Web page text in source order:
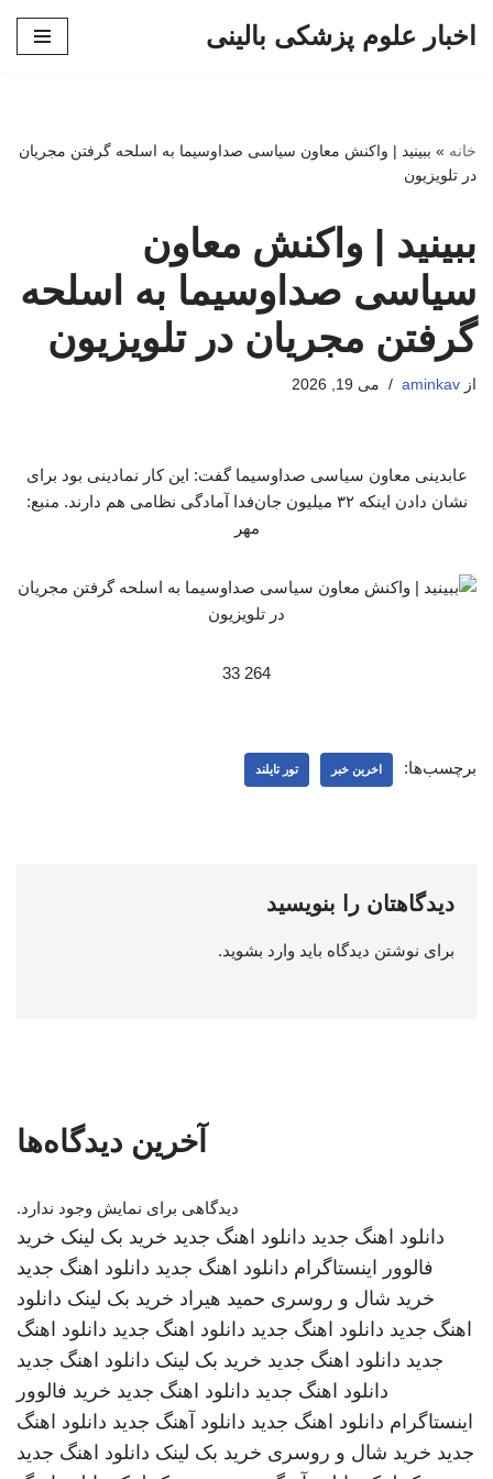
اخبار علوم پزشکی بالینی
خانه » ببینید | واکنش معاون سیاسی صداوسیما به اسلحه گرفتن مجریان
در تلویزیون
ببینید | واکنش معاون
سیاسی صداوسیما به اسلحه
گرفتن مجریان در تلویزیون
از aminkav می 19, 2026
عابدینی معاون سیاسی صداوسیما گفت: این کار نمادینی بود برای
نشان دادن اینکه ۳۲ میلیون جان‌فدا آمادگی نظامی هم دارند. منبع:
مهر
264 33
برچسب‌ها: اخرین خبر تور تایلند
دیدگاهتان را بنویسید
برای نوشتن دیدگاه باید وارد بشوید.
آخرین دیدگاه‌ها
دیدگاهی برای نمایش وجود ندارد.
دانلود اهنگ جدید دانلود اهنگ جدید خرید بک لینک خرید
فالوور اینستاگرام دانلود اهنگ جدید دانلود اهنگ جدید
خرید شال و روسری حمید هیراد خرید بک لینک دانلود
اهنگ جدید دانلود اهنگ جدید دانلود اهنگ جدید دانلود اهنگ
جدید دانلود اهنگ جدید خرید بک لینک دانلود اهنگ جدید
دانلود اهنگ جدید دانلود اهنگ جدید خرید فالوور
اینستاگرام دانلود اهنگ جدید دانلود آهنگ جدید دانلود اهنگ
جدید خرید شال و روسری خرید بک لینک دانلود اهنگ جدید